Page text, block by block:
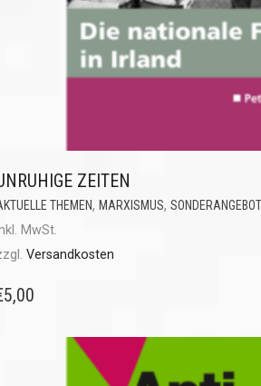
ZEITEN
THEMEN, MARXISMUS,
MwSt.
Versandkosten
5,00